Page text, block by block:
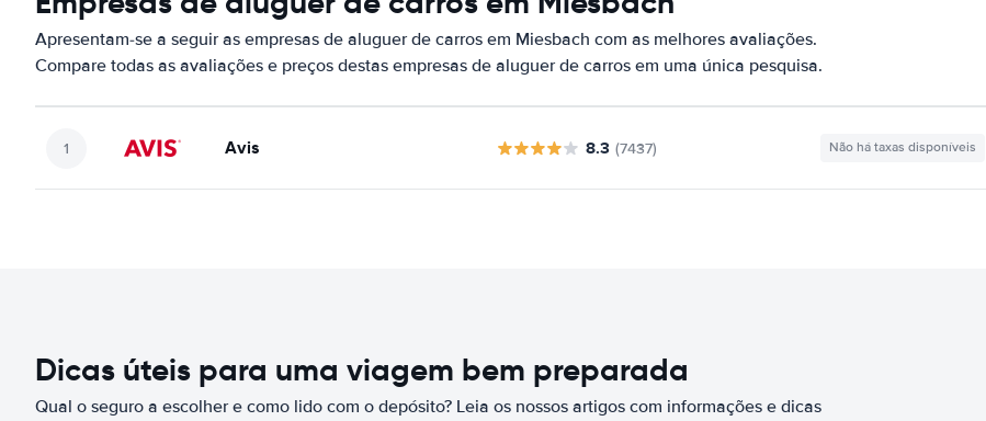
Apresentam-se a seguir as empresas de aluguer de carros em Miesbach com as melhores avaliações.
Compare todas as avaliações e preços destas empresas de aluguer de carros em uma única pesquisa.
Avis 8.3 (7437) Não há taxas disponíveis
Dicas úteis para uma viagem bem preparada
Qual o seguro a escolher e como lido com o depósito? Leia os nossos artigos com informações e dicas